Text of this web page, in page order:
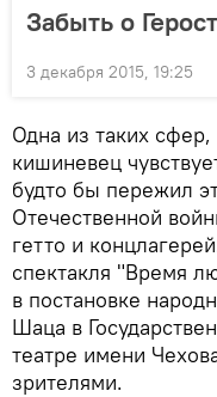
Забыть о
3 декабря 2015, 19:25
Одна из таких
кишиневец
будто бы пережил
Отечественной
гетто и
спектакля "Время
в постановке
Шаца в
театре имени
зрителями.